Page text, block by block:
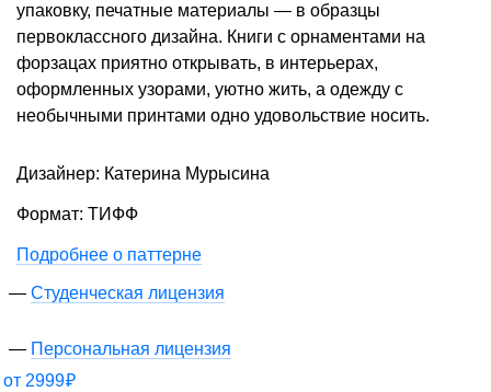
упаковку, печатные материалы — в образцы
первоклассного дизайна. Книги с орнаментами на
форзацах приятно открывать, в интерьерах,
оформленных узорами, уютно жить, а одежду с
необычными принтами одно удовольствие носить.
Дизайнер: Катерина Мурысина
Формат: ТИФФ
Подробнее о паттерне
Студенческая лицензия
Персональная лицензия
от 2999₽